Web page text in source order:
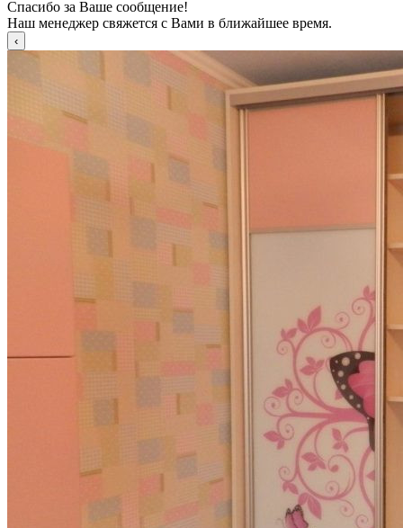
Спасибо за Ваше сообщение!
Наш менеджер свяжется с Вами в ближайшее время.